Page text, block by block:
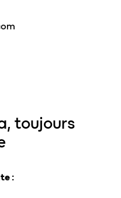
, toujours
: